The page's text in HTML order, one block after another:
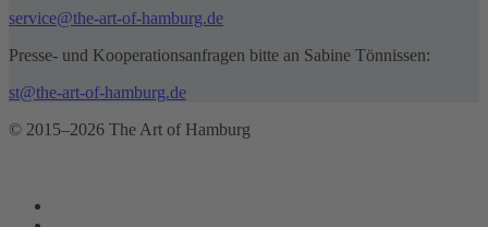
service@the-art-of-hamburg.de
Presse- und Kooperationsanfragen bitte an Sabine Tönnissen:
st@the-art-of-hamburg.de
© 2015–2026 The Art of Hamburg